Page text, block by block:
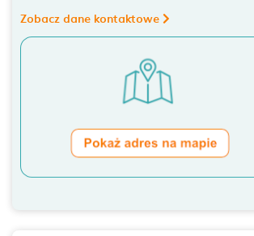
Zobacz dane kontaktowe